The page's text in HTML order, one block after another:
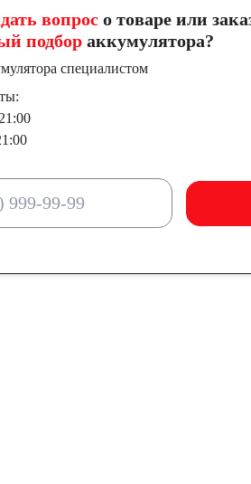
вопросо товаре или
подбораккумулятора?
специалистом